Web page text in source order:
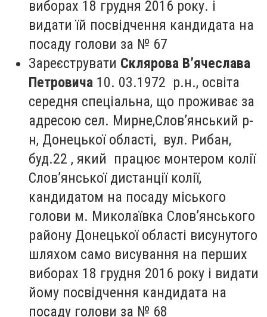
виборах 18 грудня 2016 року. і
видати їй посвідчення кандидата на
посаду голови за № 67
Зареєструвати Склярова В’ячеслава
Петровича 10. 03.1972 р.н., освіта
середня спеціальна, що проживає за
адресою сел. Мирне,Слов’янський р-
н, Донецької області, вул. Рибан,
буд.22 , який працює монтером колії
Слов’янської дистанції колії,
кандидатом на посаду міського
голови м. Миколаївка Слов’янського
району Донецької області висунутого
шляхом само висування на перших
виборах 18 грудня 2016 року і видати
йому посвідчення кандидата на
посаду голови за № 68